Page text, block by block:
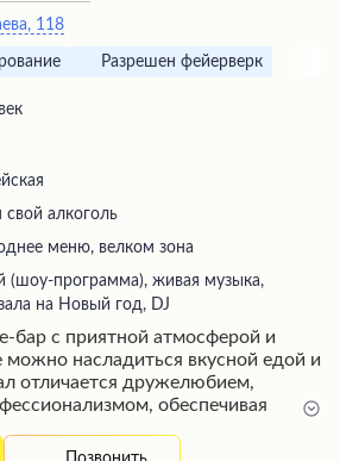
118
Разрешен фейерверк
свой алкоголь
меню, велком зона
(шоу-программа), живая музыка,
на Новый год, DJ
бар с приятной атмосферой и
насладиться вкусной едой и
отличается дружелюбием,
обеспечивая
уровня, а винная карта и